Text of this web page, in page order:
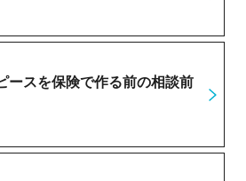
ースを保険で作る前の相談前